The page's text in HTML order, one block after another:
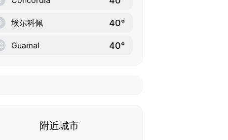
埃尔科佩 40°
Guamal 40°
附近城市